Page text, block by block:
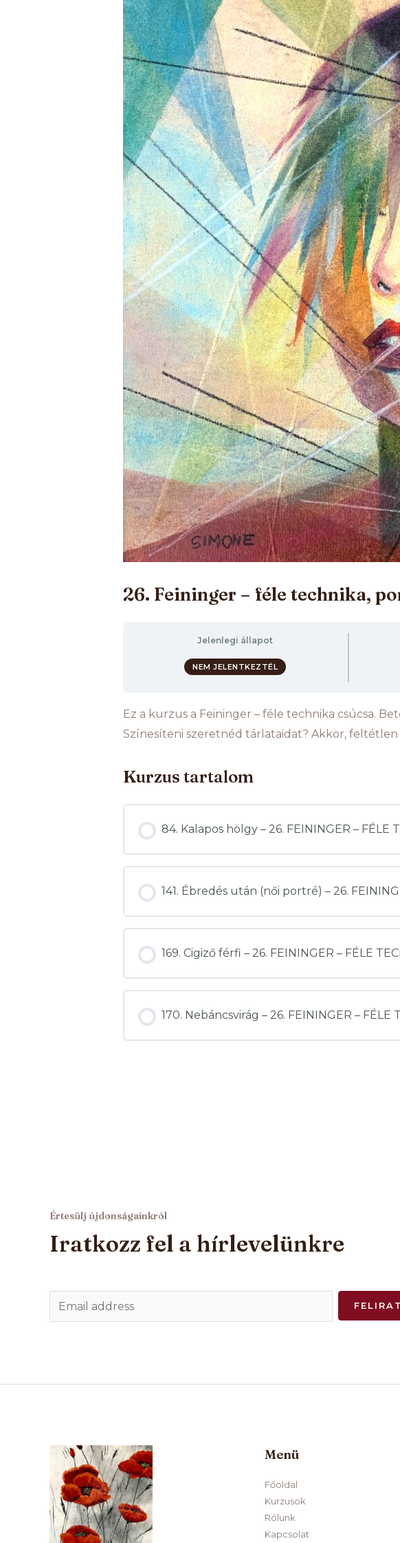
26. Feininger – féle technika,
Jelenlegi állapot
NEM JELENTKEZTÉL
Ez a kurzus a Feininger – féle technika csúcsa.
Színesíteni szeretnéd tárlataidat? Akkor,
Kurzus tartalom
84. Kalapos hölgy – 26. FEININGER – FÉLE
141. Ébredés után (női portré) – 26.
169. Cigiző férfi – 26. FEININGER – FÉLE
170. Nebáncsvirág – 26. FEININGER – FÉLE
Értesülj újdonságainkról
Iratkozz fel a hírlevelünkre
m
Menü
Főoldal
Kurzusok
Rólunk
Kapcsolat